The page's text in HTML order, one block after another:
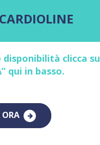
clicca su
qui in basso.
ORA